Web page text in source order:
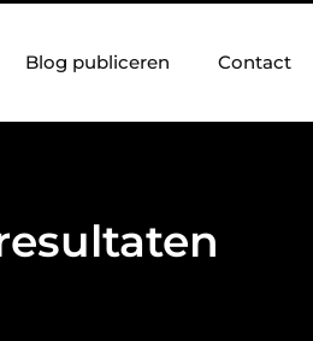
Blog publiceren Contact